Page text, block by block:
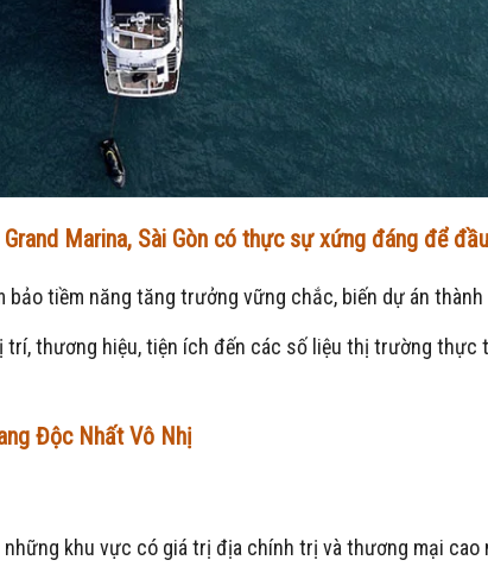
Marina, Sài Gòn có thực sự xứng đáng để
tiềm năng tăng trưởng vững chắc, biến dự án
trí, thương hiệu, tiện ích đến các số liệu thị trường
Độc Nhất Vô Nhị
khu vực có giá trị địa chính trị và thương mại cao